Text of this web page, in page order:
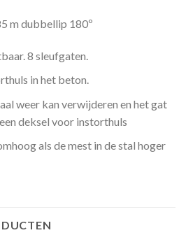
m dubbellip 180º
8 sleufgaten.
in het beton.
weer kan verwijderen en het gat
deksel voor instorthuls
als de mest in de stal hoger